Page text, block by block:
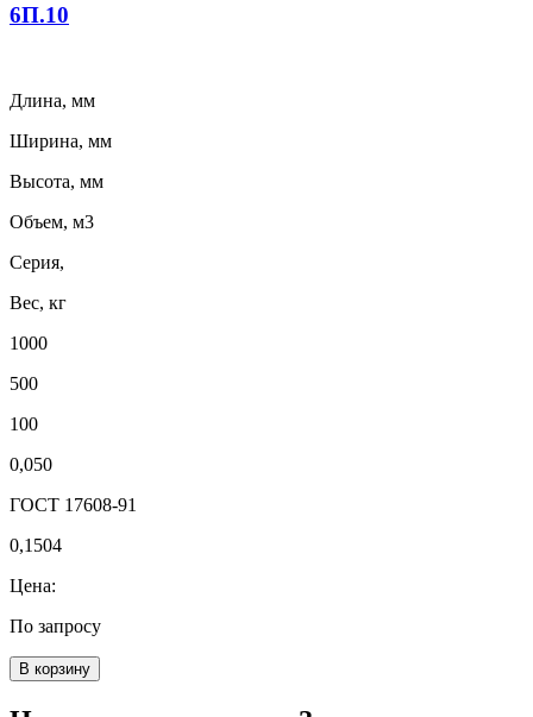
6П.10
Длина, мм
Ширина, мм
Высота, мм
Объем, м3
Серия,
Вес, кг
1000
500
100
0,050
ГОСТ 17608-91
0,1504
Цена:
По запросу
В корзину